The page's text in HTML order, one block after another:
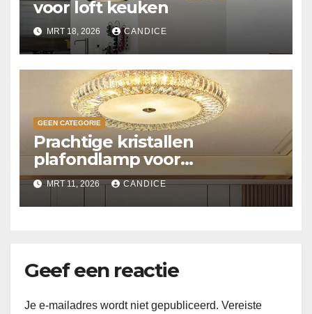
voor loft keuken
MRT 18, 2026 CANDICE
GEEN CATEGORIE
Prachtige kristallen
plafondlamp voor
slaapkamer
MRT 11, 2026 CANDICE
Geef een reactie
Je e-mailadres wordt niet gepubliceerd. Vereiste